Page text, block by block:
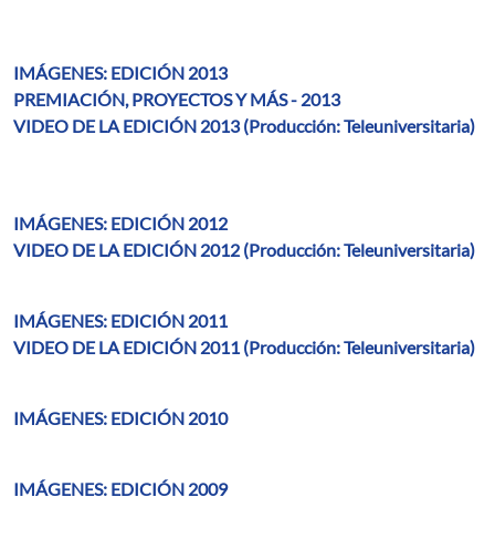
IMÁGENES: EDICIÓN 2013
PREMIACIÓN, PROYECTOS Y MÁS - 2013
VIDEO DE LA EDICIÓN 2013 (Producción: Teleuniversitaria)
IMÁGENES: EDICIÓN 2012
VIDEO DE LA EDICIÓN 2012 (Producción: Teleuniversitaria)
IMÁGENES: EDICIÓN 2011
VIDEO DE LA EDICIÓN 2011 (Producción: Teleuniversitaria)
IMÁGENES: EDICIÓN 2010
IMÁGENES: EDICIÓN 2009